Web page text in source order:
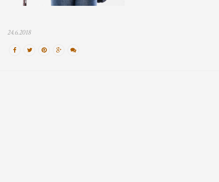
24.6.2018